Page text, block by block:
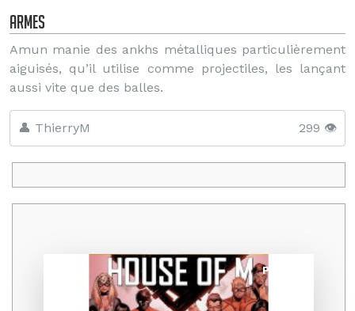
Armes
Amun manie des ankhs métalliques particulièrement
aiguisés, qu’il utilise comme projectiles, les lançant
aussi vite que des balles.
👤 ThierryM 299 👁️
Promo